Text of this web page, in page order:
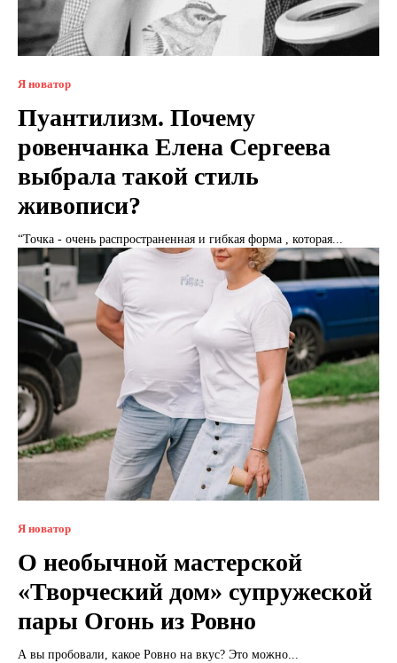
Я новатор
Пуантилизм. Почему
ровенчанка Елена Сергеева
выбрала такой стиль
живописи?
“Точка - очень распространенная и гибкая форма , которая...
Я новатор
О необычной мастерской
«Творческий дом» супружеской
пары Огонь из Ровно
А вы пробовали, какое Ровно на вкус? Это можно...